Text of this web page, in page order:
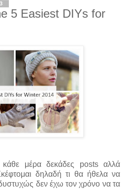
5 Easiest DIYs for
μέρα δεκάδες posts αλλά
δηλαδή τι θα ήθελα να
δεν έχω τον χρόνο να τα